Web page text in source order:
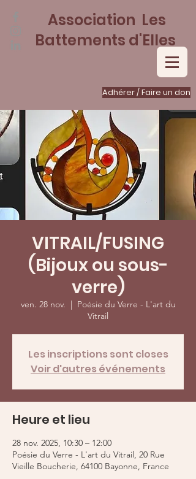
Adhérer / Faire un don
Association Les
Battements d'Elles
VITRAIL/FUSING
(Bijoux ou sous-
verre)
ven. 28 nov.
  |
Poésie du Verre - L'art du
Vitrail
Les inscriptions sont closes
Voir d'autres événements
Heure et lieu
28 nov. 2025, 10:30 – 12:00
Poésie du Verre - L'art du Vitrail, 20 Rue
Vieille Boucherie, 64100 Bayonne, France